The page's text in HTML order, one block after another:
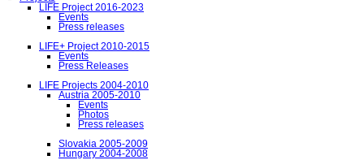
LIFE Project 2016-2023
Events
Press releases
LIFE+ Project 2010-2015
Events
Press Releases
LIFE Projects 2004-2010
Austria 2005-2010
Events
Photos
Press releases
Slovakia 2005-2009
Hungary 2004-2008